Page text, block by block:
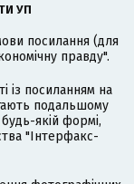
УП
посилання (для
правду".
із посиланням на
подальшому
якій формі,
"Інтерфакс-